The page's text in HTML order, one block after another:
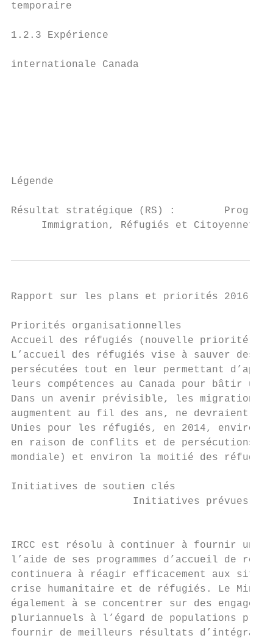
temporaire
1.2.3 Expérience
internationale Canada
Légende
Résultat stratégique (RS) :
Immigration, Réfugiés et Citoyenneté
Rapport sur les plans et priorités 2016-
Priorités organisationnelles
Accueil des réfugiés (nouvelle priorité)
L’accueil des réfugiés vise à sauver des
persécutées tout en leur permettant
leurs compétences au Canada pour bâtir
Dans un avenir prévisible, les migrations
augmentent au fil des ans, ne devraient
Unies pour les réfugiés, en 2014, environ
en raison de conflits et de persécutions
mondiale) et environ la moitié des réfugiés
Initiatives de soutien clés
Initiatives prévues
IRCC est résolu à continuer à fournir
l’aide de ses programmes d’accueil
continuera à réagir efficacement aux
crise humanitaire et de réfugiés. Le
également à se concentrer sur des
pluriannuels à l’égard de populations
fournir de meilleurs résultats